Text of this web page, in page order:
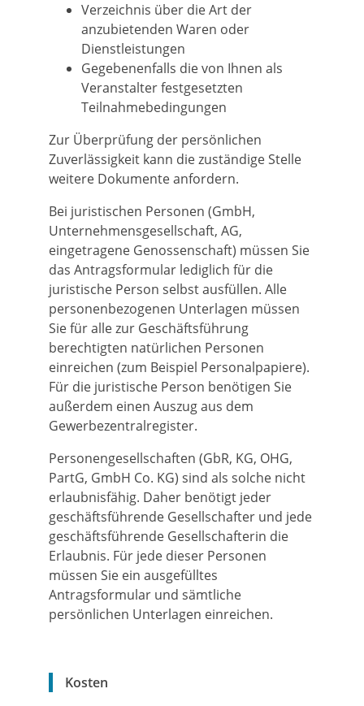
Verzeichnis über die Art der
anzubietenden Waren oder
Dienstleistungen
Gegebenenfalls die von Ihnen als
Veranstalter festgesetzten
Teilnahmebedingungen
Zur Überprüfung der persönlichen
Zuverlässigkeit kann die zuständige Stelle
weitere Dokumente anfordern.
Bei juristischen Personen (GmbH,
Unternehmensgesellschaft, AG,
eingetragene Genossenschaft) müssen Sie
das Antragsformular lediglich für die
juristische Person selbst ausfüllen. Alle
personenbezogenen Unterlagen müssen
Sie für alle zur Geschäftsführung
berechtigten natürlichen Personen
einreichen (zum Beispiel Personalpapiere).
Für die juristische Person benötigen Sie
außerdem einen Auszug aus dem
Gewerbezentralregister.
Personengesellschaften (GbR, KG, OHG,
PartG, GmbH Co. KG) sind als solche nicht
erlaubnisfähig. Daher benötigt jeder
geschäftsführende Gesellschafter und jede
geschäftsführende Gesellschafterin die
Erlaubnis. Für jede dieser Personen
müssen Sie ein ausgefülltes
Antragsformular und sämtliche
persönlichen Unterlagen einreichen.
Kosten